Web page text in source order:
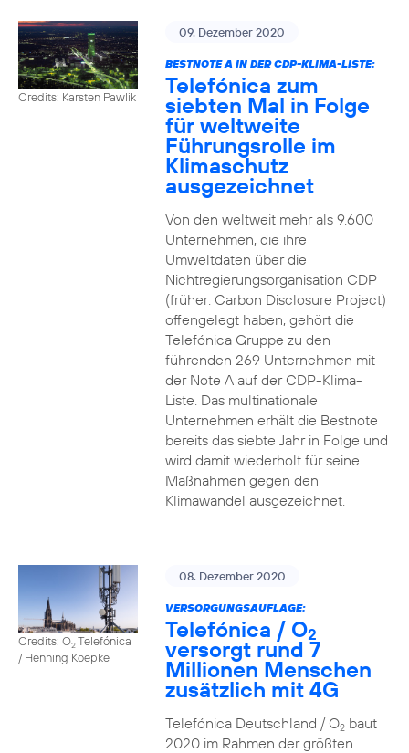
Credits: Karsten Pawlik
09. Dezember 2020
BESTNOTE A IN DER CDP-KLIMA-LISTE:
Telefónica zum
siebten Mal in Folge
für weltweite
Führungsrolle im
Klimaschutz
ausgezeichnet
Von den weltweit mehr als 9.600
Unternehmen, die ihre
Umweltdaten über die
Nichtregierungsorganisation CDP
(früher: Carbon Disclosure Project)
offengelegt haben, gehört die
Telefónica Gruppe zu den
führenden 269 Unternehmen mit
der Note A auf der CDP-Klima-
Liste. Das multinationale
Unternehmen erhält die Bestnote
bereits das siebte Jahr in Folge und
wird damit wiederholt für seine
Maßnahmen gegen den
Klimawandel ausgezeichnet.
Credits: O2Telefónica
/ Henning Koepke
08. Dezember 2020
VERSORGUNGSAUFLAGE:
Telefónica / O2
versorgt rund 7
Millionen Menschen
zusätzlich mit 4G
Telefónica Deutschland / O2baut
2020 im Rahmen der größten